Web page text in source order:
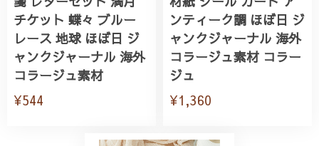
チケット 蝶々 ブルー
レース 地球 ほぼ日 ジ
ャンクジャーナル 海外
コラージュ素材
¥544
ンティーク調 ほぼ日 ジ
ャンクジャーナル 海外
コラージュ素材 コラー
ジュ
¥1,360